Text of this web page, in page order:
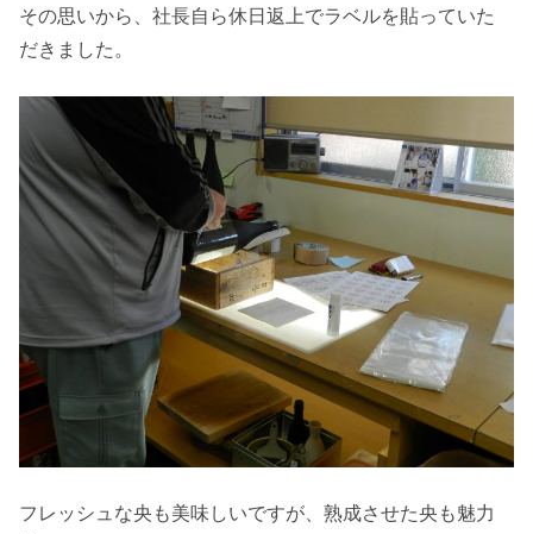
その思いから、社長自ら休日返上でラベルを貼っていた
だきました。
フレッシュな央も美味しいですが、熟成させた央も魅力